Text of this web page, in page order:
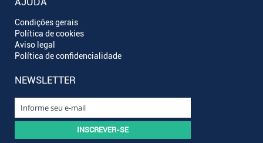
Condições gerais
Política de cookies
Aviso legal
Política de confidencialidade
NEWSLETTER